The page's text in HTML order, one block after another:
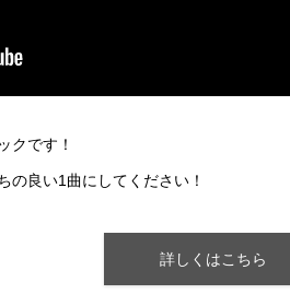
クです！
の良い1曲にしてください！
詳しくはこちら